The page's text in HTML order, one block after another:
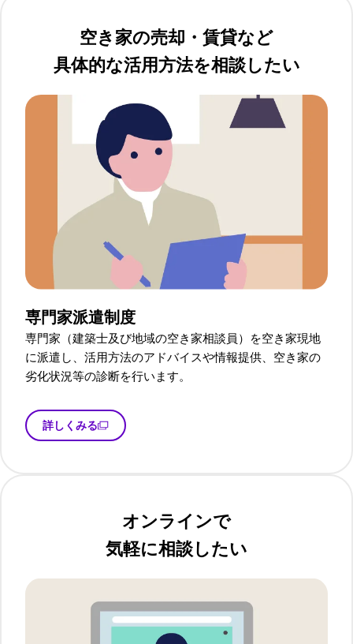
空き家の売却・賃貸など
具体的な活用方法を相談したい
専門家派遣制度
専門家（建築士及び地域の空き家相談員）を空き家現地
に派遣し、活用方法のアドバイスや情報提供、空き家の
劣化状況等の診断を行います。
詳しくみる
オンラインで
気軽に相談したい